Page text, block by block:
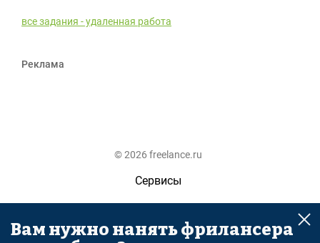
все задания - удаленная работа
Реклама
© 2026 freelance.ru
Сервисы
Помощь
Поиск
Вам нужно нанять фрилансера